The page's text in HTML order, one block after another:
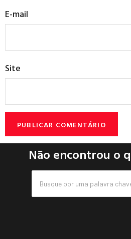
E-mail
Site
Não encontrou o